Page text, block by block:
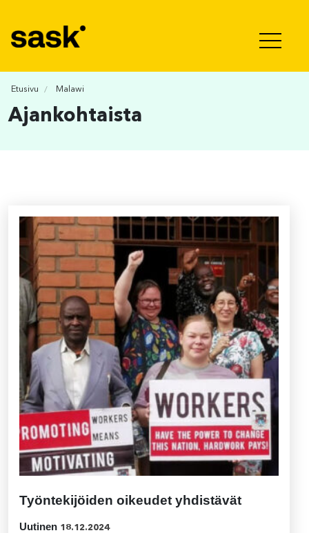
Etusivu Malawi
Ajankohtaista
Työntekijöiden oikeudet yhdistävät
Uutinen 18.12.2024